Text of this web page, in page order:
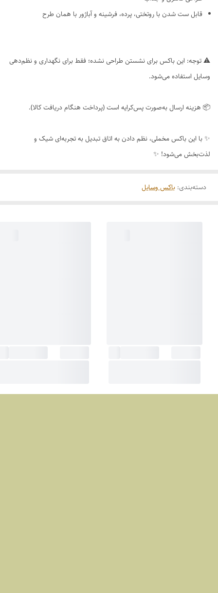
قابل ست شدن با روتختی، پرده، فرشینه و آباژور با همان طرح
⚠️ توجه: این باکس برای نشستن طراحی نشده؛ فقط برای نگهداری و نظم‌دهی
وسایل استفاده می‌شود.
📦 هزینه ارسال به‌صورت پس‌کرایه است (پرداخت هنگام دریافت کالا).
✨ با این باکس مخملی، نظم دادن به اتاق تبدیل به تجربه‌ای شیک و
لذت‌بخش می‌شود! ✨
دسته‌بندی: باکس وسایل